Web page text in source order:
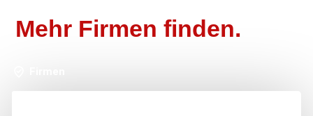
Mehr Firmen finden.